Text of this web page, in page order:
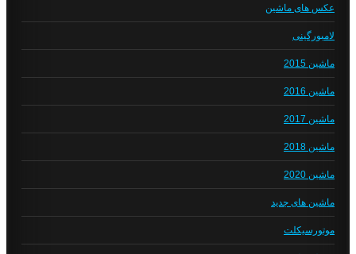
عکس های ماشین
لامبورگینی
ماشین 2015
ماشین 2016
ماشین 2017
ماشین 2018
ماشین 2020
ماشین های جدید
موتورسیکلت